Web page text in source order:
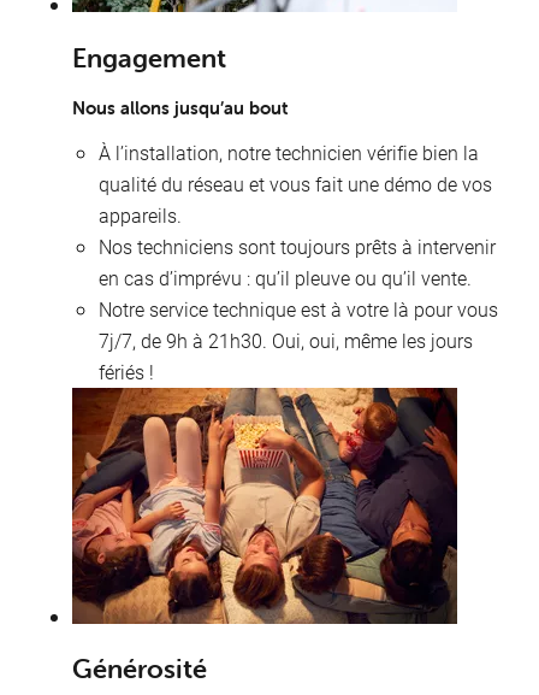
Engagement
Nous allons jusqu’au bout
À l’installation, notre technicien vérifie bien la
qualité du réseau et vous fait une démo de vos
appareils.
Nos techniciens sont toujours prêts à intervenir
en cas d’imprévu : qu’il pleuve ou qu’il vente.
Notre service technique est à votre là pour vous
7j/7, de 9h à 21h30. Oui, oui, même les jours
fériés !
Générosité